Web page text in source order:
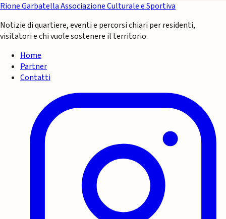
Rione GarbatellaAssociazione Culturale e Sportiva
Notizie di quartiere, eventi e percorsi chiari per residenti,
visitatori e chi vuole sostenere il territorio.
Home
Partner
Contatti